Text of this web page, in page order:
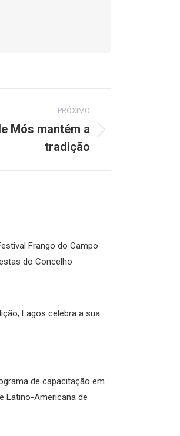
PRÓXIMO
Mós mantém a
tradição
Frango do Campo
do Concelho
Lagos celebra a sua
de capacitação em
Latino-Americana de